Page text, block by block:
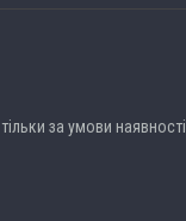
за умови наявності